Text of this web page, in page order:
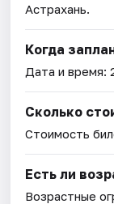
Астрахань.
Когда
Дата и время:
Сколько
Стоимость
Есть ли
Возрастные